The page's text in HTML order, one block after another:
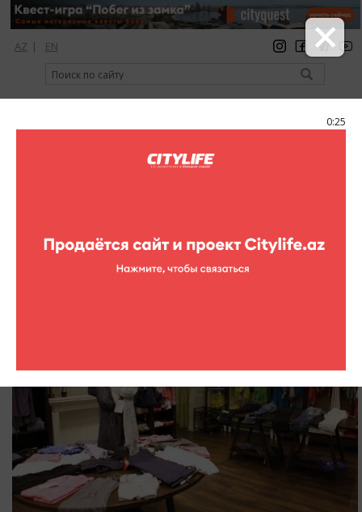
0:25
AZ | EN
регистрация вход Citylife Magazine
Greyder